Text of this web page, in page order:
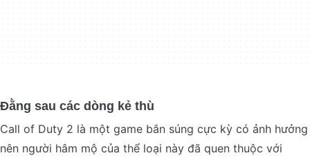
Đằng sau các dòng kẻ thù
Call of Duty 2 là một game bắn súng cực kỳ có ảnh hưởng
nên người hâm mộ của thể loại này đã quen thuộc với